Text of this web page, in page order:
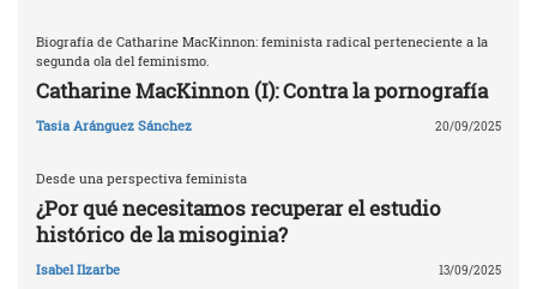
Biografía de Catharine MacKinnon: feminista radical perteneciente a la
segunda ola del feminismo.
Catharine MacKinnon (I): Contra la pornografía
Tasia Aránguez Sánchez 20/09/2025
Desde una perspectiva feminista
¿Por qué necesitamos recuperar el estudio
histórico de la misoginia?
Isabel Ilzarbe 13/09/2025